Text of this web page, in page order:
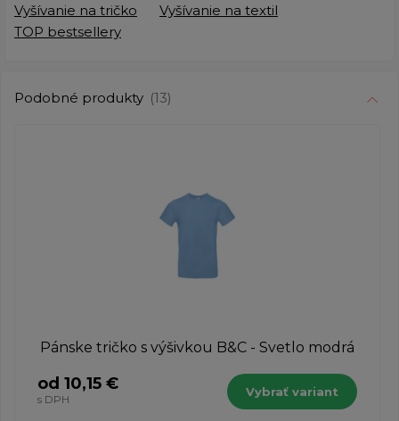
Vyšívanie na tričko
Vyšívanie na textil
TOP bestsellery
Podobné produkty (13)
Pánske tričko s výšivkou B&C - Svetlo modrá
od 10,15 €
s DPH
Vybrať variant